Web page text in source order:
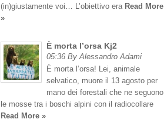
(in)giustamente voi… L’obiettivo era Read More
»
È morta l’orsa Kj2
05:36 By Alessandro Adami
È morta l’orsa! Lei, animale
selvatico, muore il 13 agosto per
mano dei forestali che ne seguono
le mosse tra i boschi alpini con il radiocollare
Read More »